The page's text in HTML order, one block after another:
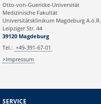
Otto-von-Guericke-Universität
Medizinische Fakultät
Universitätsklinikum Magdeburg A.ö.R.
Leipziger Str. 44
39120 Magdeburg
Tel.: +49-391-67-01
Impressum
SERVICE